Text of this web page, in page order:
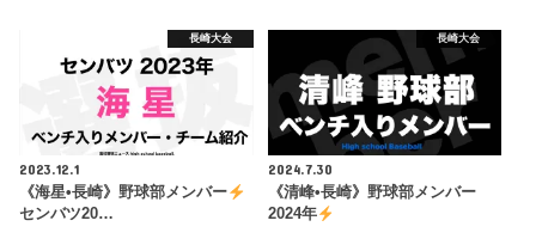
長崎大会
2023.12.1
《海星•長崎》野球部メンバー
センバツ20…
長崎大会
2024.7.30
《清峰•長崎》野球部メンバー
2024年